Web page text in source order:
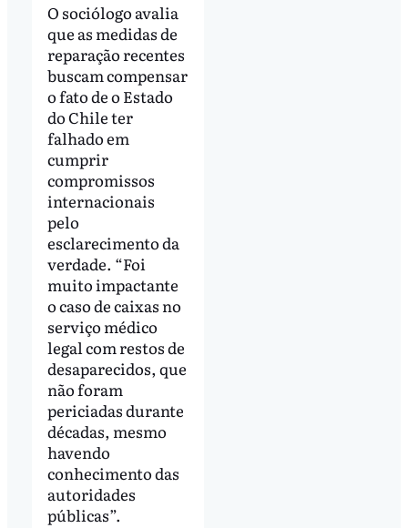
O sociólogo avalia
que as medidas de
reparação recentes
buscam compensar
o fato de o Estado
do Chile ter
falhado em
cumprir
compromissos
internacionais
pelo
esclarecimento da
verdade. “Foi
muito impactante
o caso de caixas no
serviço médico
legal com restos de
desaparecidos, que
não foram
periciadas durante
décadas, mesmo
havendo
conhecimento das
autoridades
públicas”.